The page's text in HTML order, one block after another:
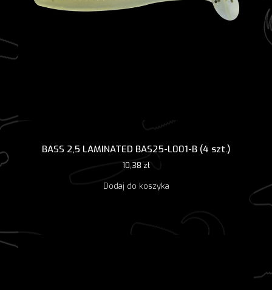
BASS 2,5 LAMINATED BAS25-L001-B (4 szt.)
10,38 zł
Dodaj do koszyka